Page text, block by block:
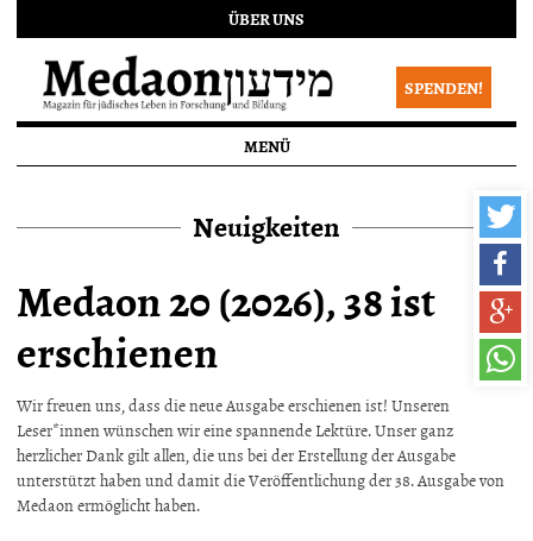
ÜBER UNS
SPENDEN!
MENÜ
Neuigkeiten
Medaon 20 (2026), 38 ist
erschienen
Wir freuen uns, dass die neue Ausgabe erschienen ist! Unseren
Leser*innen wünschen wir eine spannende Lektüre. Unser ganz
herzlicher Dank gilt allen, die uns bei der Erstellung der Ausgabe
unterstützt haben und damit die Veröffentlichung der 38. Ausgabe von
Medaon ermöglicht haben.